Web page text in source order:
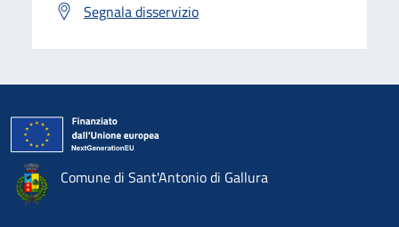
Segnala disservizio
Comune di Sant'Antonio di Gallura